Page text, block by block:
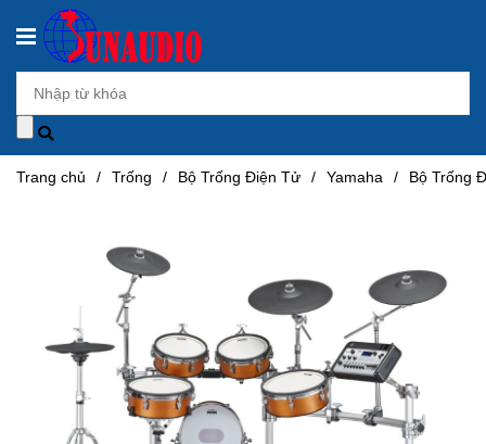
Trang chủ / Trống / Bộ Trống Điện Tử / Yamaha / Bộ Trống